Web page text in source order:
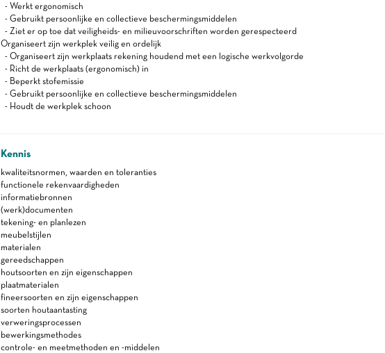
- Werkt ergonomisch
- Gebruikt persoonlijke en collectieve beschermingsmiddelen
- Ziet er op toe dat veiligheids- en milieuvoorschriften worden gerespecteerd
Organiseert zijn werkplek veilig en ordelijk
- Organiseert zijn werkplaats rekening houdend met een logische werkvolgorde
- Richt de werkplaats (ergonomisch) in
- Beperkt stofemissie
- Gebruikt persoonlijke en collectieve beschermingsmiddelen
- Houdt de werkplek schoon
Kennis
kwaliteitsnormen, waarden en toleranties
functionele rekenvaardigheden
informatiebronnen
(werk)documenten
tekening- en planlezen
meubelstijlen
materialen
gereedschappen
houtsoorten en zijn eigenschappen
plaatmaterialen
fineersoorten en zijn eigenschappen
soorten houtaantasting
verweringsprocessen
bewerkingsmethodes
controle- en meetmethoden en -middelen